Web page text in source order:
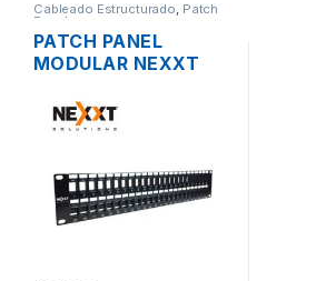
Cableado Estructurado, Patch
Panel
PATCH PANEL
MODULAR NEXXT
DE 48 PUERTOS
RACK DE 19″